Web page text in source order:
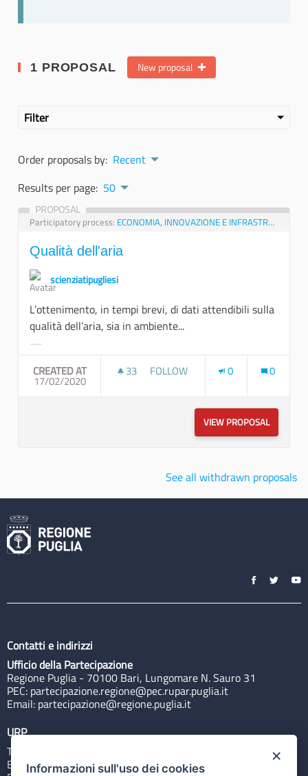
1 PROPOSAL New proposal
Filter
Order proposals by: Recent
Results per page: 50
PROPOSAL
Participatory process: ECONOMIA, INNOVAZIONE E INFRASTRUTTURE
Qualità dell'aria
scienziatipugliesi
L’ottenimento, in tempi brevi, di dati attendibili sulla
qualità dell’aria, sia in ambiente...
CREATED AT
17/02/2020
33 33 FOLLOWERS
FOLLOW 0 0
VIEW PROPOSALQUALITÀ
See all withdrawn proposals
Contatti e indirizzi
Ufficio della Partecipazione
Regione Puglia - 70100 Bari, Lungomare N. Sauro 31
PEC: partecipazione.regione@pec.rupar.puglia.it
Email: partecipazione@regione.puglia.it
URP
Tel: 800713939
Email:quiregione@regione.puglia.it ×
Informazioni sull'uso dei cookies